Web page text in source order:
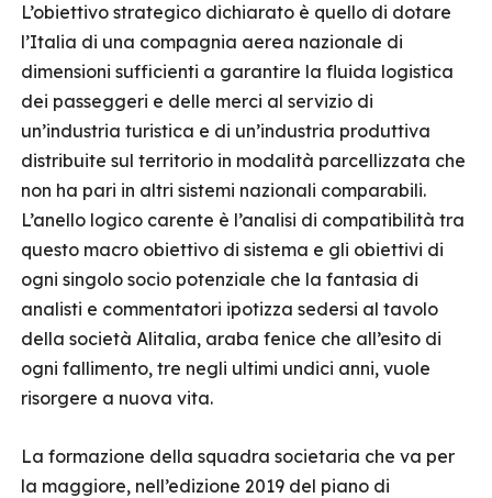
L’obiettivo strategico dichiarato è quello di dotare
l’Italia di una compagnia aerea nazionale di
dimensioni sufficienti a garantire la fluida logistica
dei passeggeri e delle merci al servizio di
un’industria turistica e di un’industria produttiva
distribuite sul territorio in modalità parcellizzata che
non ha pari in altri sistemi nazionali comparabili.
L’anello logico carente è l’analisi di compatibilità tra
questo macro obiettivo di sistema e gli obiettivi di
ogni singolo socio potenziale che la fantasia di
analisti e commentatori ipotizza sedersi al tavolo
della società Alitalia, araba fenice che all’esito di
ogni fallimento, tre negli ultimi undici anni, vuole
risorgere a nuova vita.
La formazione della squadra societaria che va per
la maggiore, nell’edizione 2019 del piano di